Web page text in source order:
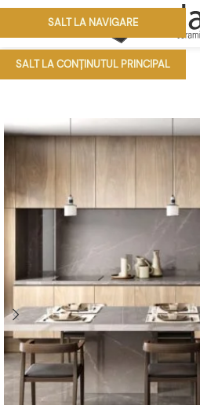
SALT LA NAVIGARE
SALT LA CONȚINUTUL PRINCIPAL